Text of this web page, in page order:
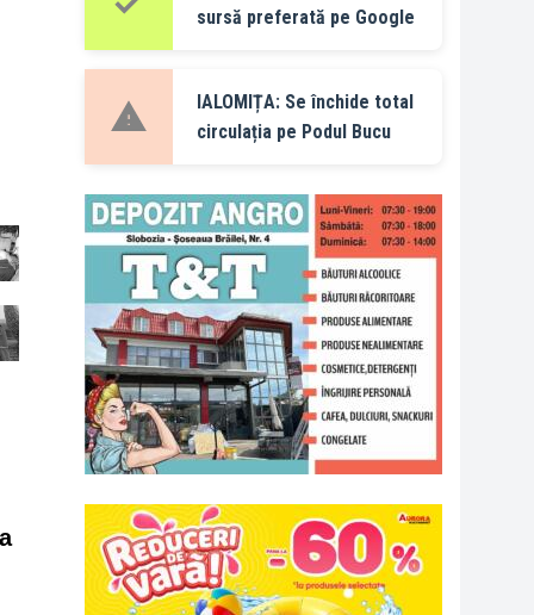
sursă preferată pe Google
IALOMIȚA: Se închide total
circulația pe Podul Bucu